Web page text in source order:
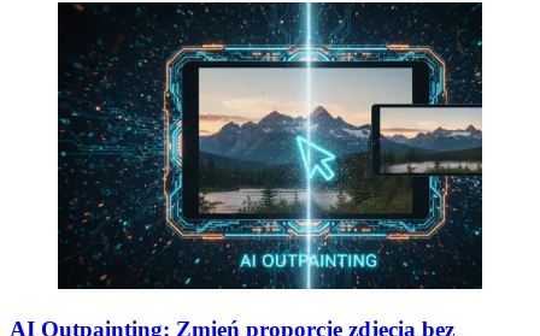
AI Outpainting: Zmień proporcje zdjęcia bez